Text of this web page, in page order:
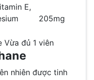
E,
205mg
Vừa đủ 1 viên
nhiên được tinh